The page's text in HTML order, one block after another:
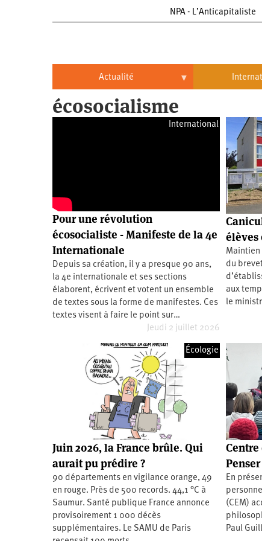
NPA - L’Anticapitaliste
Actualité
Actualité
Automobile
Aéronautique
Commerce
Hôpitaux
SNCF
Oppressions
Antiracisme
Féminisme
LGBTI
Économie
Écologie
Éducation
Santé
Vidéos
département
Brésil
Chine
États-
Continents
Continents
Afrique
Amérique
du
Nord
Amérique
Asie
Europe
Moyen-
Orient
Océanie
écosocialisme
International
Pour une révolution
écosocialiste - Manifeste de la 4e
Internationale
Depuis sa création, il y a presque 90 ans,
la 4e internationale et ses sections
élaborent, écrivent et votent un ensemble
de textes sous la forme de manifestes. Ces
textes visent à faire le point sur…
Jeudi 2 juillet 2026
élèves
Maintien
du
aux
le
Écologie
Juin 2026, la France brûle. Qui
aurait pu prédire ?
90 départements en vigilance orange, 49
en rouge. Près de 500 records. 44,1 °C à
Saumur. Santé publique France annonce
provisoirement 1 000 décès
supplémentaires. Le SAMU de Paris
Centre
En
(CEM)
Paul